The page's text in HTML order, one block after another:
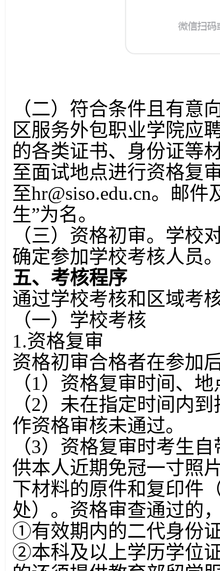
（二）符合条件且有意
区服务外包职业学院应
的各类证书、身份证等
至面试地点进行资格复
至hr@siso.edu.cn。邮
生”为名。
（三）资格初审。学校
确定参加学校考核人员
五、考核程序
通过学校考核和区域考
（一）学校考核
1.资格复审
资格初审合格者在参加
（1）资格复审时间、
（2）未在指定时间内
作资格审核未通过。
（3）资格复审时考生
供本人近期免冠一寸照
下材料的原件和复印件
处）。资格审查通过的
①有效期内的二代身份
②本科及以上学历学位